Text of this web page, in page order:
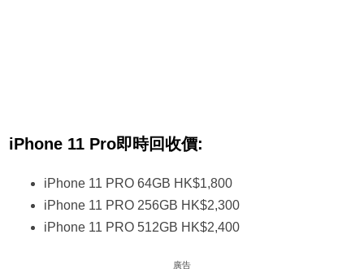
iPhone 11 Pro即時回收價:
iPhone 11 PRO 64GB HK$1,800
iPhone 11 PRO 256GB HK$2,300
iPhone 11 PRO 512GB HK$2,400
廣告